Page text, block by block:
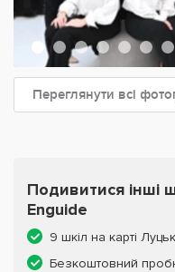
Переглянути всі
Подивитися інші
Enguide
9 шкіл на карті
Безкоштовний